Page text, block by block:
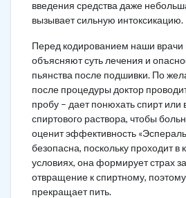
введения средства даже
вызывает сильную интоксикацию.
Перед кодированием наши врачи
объясняют суть лечения и
пьянства после подшивки. По
после процедуры доктор
пробу – дает понюхать спирт или
спиртового раствора, чтобы
оценит эффективность
безопасна, поскольку проходит
условиях, она формирует страх
отвращение к спиртному,
прекращает пить.